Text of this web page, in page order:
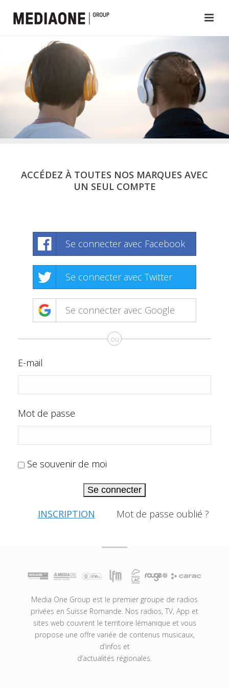
ACCÉDEZ À TOUTES NOS MARQUES AVEC
UN SEUL COMPTE
Se connecter avec Facebook
Se connecter avec Twitter
Se connecter avec Google
ou
E-mail
Mot de passe
Se souvenir de moi
Se connecter
INSCRIPTION Mot de passe oublié ?
Media One Group est le premier groupe de radios
privées en Suisse Romande. Nos radios, TV, App et
sites web couvrent le territoire lémanique et vous
propose une offre variée de contenus musicaux,
d’infos et
d’actualités régionales.